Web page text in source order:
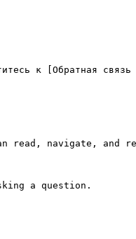
к [Обратная связь
read, navigate, and
a question.